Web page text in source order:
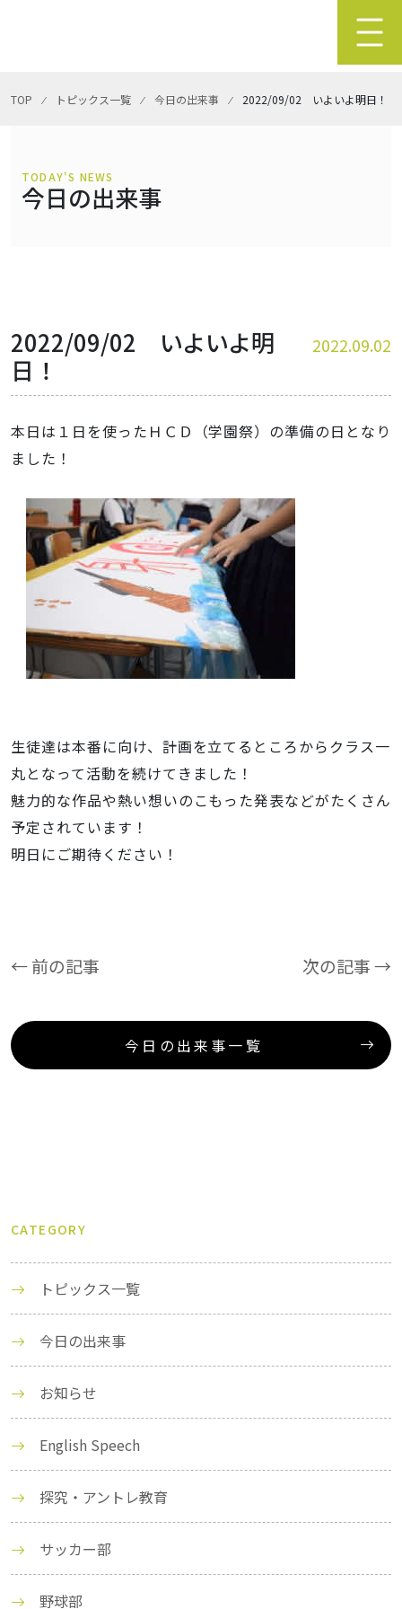
TOP ⁄ トピックス一覧 ⁄ 今日の出来事 ⁄ 2022/09/02 いよいよ明日！
TODAY'S NEWS
今日の出来事
2022/09/02 いよいよ明
日！
2022.09.02
本日は１日を使ったＨＣＤ（学園祭）の準備の日となり
ました！
生徒達は本番に向け、計画を立てるところからクラス一
丸となって活動を続けてきました！
魅力的な作品や熱い想いのこもった発表などがたくさん
予定されています！
明日にご期待ください！
← 前の記事 次の記事 →
今日の出来事一覧
CATEGORY
トピックス一覧
今日の出来事
お知らせ
English Speech
探究・アントレ教育
サッカー部
野球部